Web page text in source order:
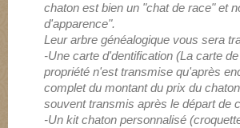
chaton est bien un "chat de race" et
d'apparence".
Leur arbre généalogique vous sera
-Une carte d'dentification (La carte
propriété n'est transmise qu'après
complet du montant du prix du
souvent transmis après le départ de
-Un kit chaton personnalisé